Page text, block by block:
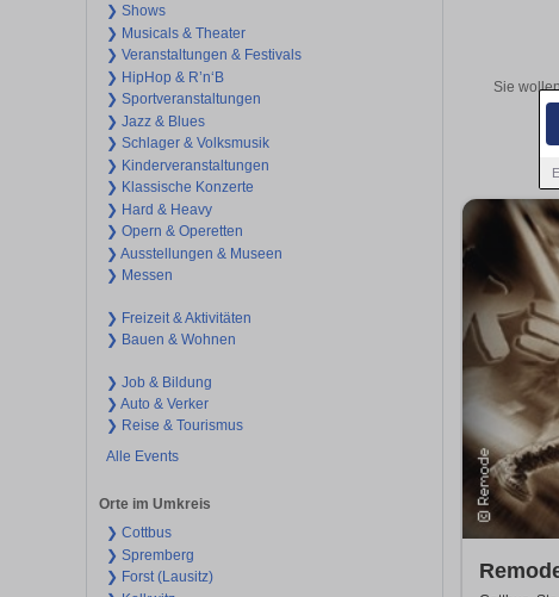
❯ Shows
❯ Musicals & Theater
❯ Veranstaltungen & Festivals
❯ HipHop & R’n‘B
❯ Sportveranstaltungen
❯ Jazz & Blues
❯ Schlager & Volksmusik
❯ Kinderveranstaltungen
❯ Klassische Konzerte
❯ Hard & Heavy
❯ Opern & Operetten
❯ Ausstellungen & Museen
❯ Messen
❯ Freizeit & Aktivitäten
❯ Bauen & Wohnen
❯ Job & Bildung
❯ Auto & Verker
❯ Reise & Tourismus
Alle Events
Orte im Umkreis
❯ Cottbus
❯ Spremberg
❯ Forst (Lausitz)
Sie